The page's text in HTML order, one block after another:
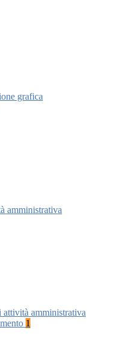
grafica
amministrativa
attività amministrativa
1